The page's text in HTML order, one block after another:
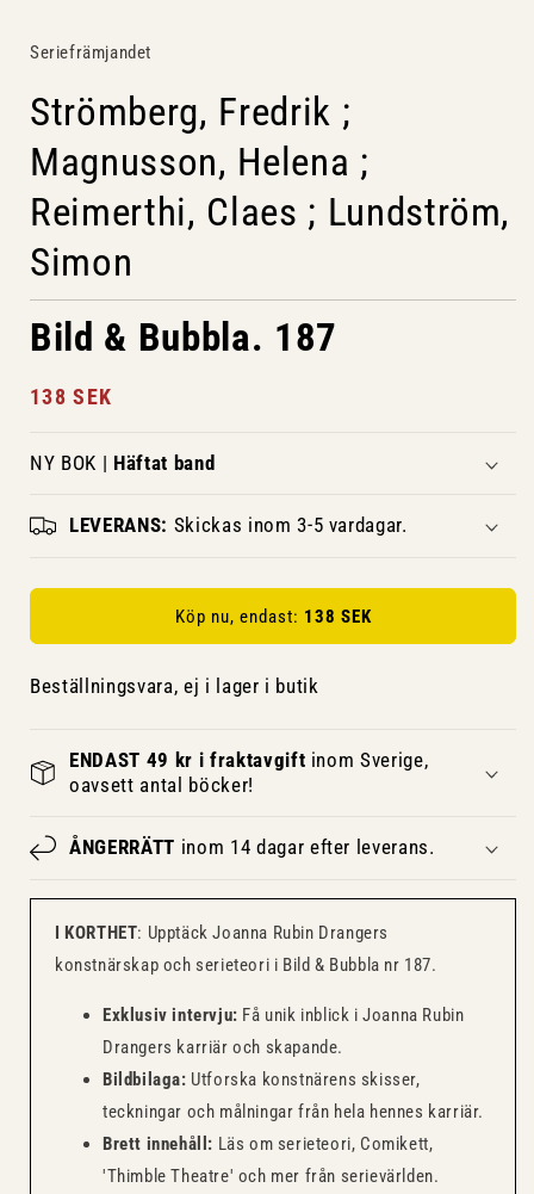
Seriefrämjandet
Strömberg, Fredrik ;
Magnusson, Helena ;
Reimerthi, Claes ; Lundström,
Simon
Bild & Bubbla. 187
Ordinarie
138 SEK
NY BOK | Häftat band
LEVERANS: Skickas inom 3-5 vardagar.
Köp nu, endast: 138 SEK
Beställningsvara, ej i lager i butik
ENDAST 49 kr i fraktavgift inom Sverige,
oavsett antal böcker!
ÅNGERRÄTT inom 14 dagar efter leverans.
I KORTHET: Upptäck Joanna Rubin Drangers
konstnärskap och serieteori i Bild & Bubbla nr 187.
Exklusiv intervju: Få unik inblick i Joanna Rubin
Drangers karriär och skapande.
Bildbilaga: Utforska konstnärens skisser,
teckningar och målningar från hela hennes karriär.
Brett innehåll: Läs om serieteori, Comikett,
'Thimble Theatre' och mer från serievärlden.